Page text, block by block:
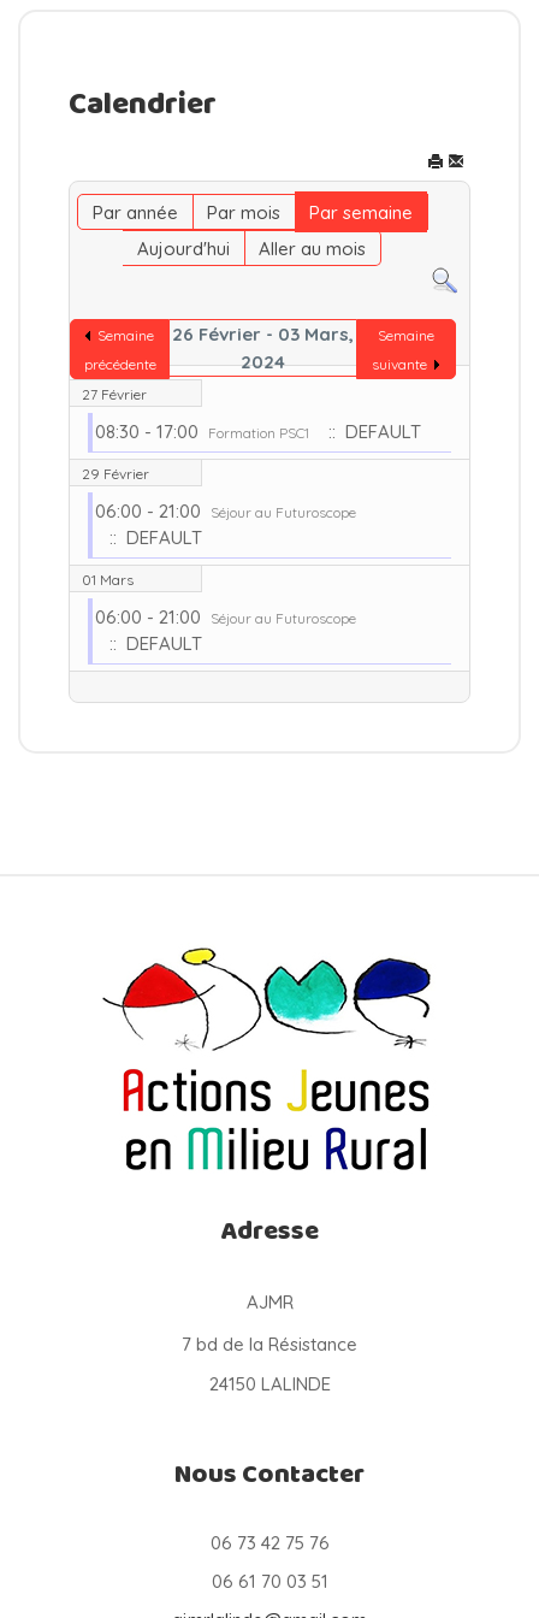
Calendrier
Par année Par mois
Par semaine
Aujourd'hui
Aller au mois
Semaine
précédente
26 Février - 03 Mars,
2024
Semaine
suivante
27 Février
08:30 - 17:00 Formation PSC1 :: DEFAULT
29 Février
06:00 - 21:00 Séjour au Futuroscope
:: DEFAULT
01 Mars
06:00 - 21:00 Séjour au Futuroscope
:: DEFAULT
Adresse
AJMR
7 bd de la Résistance
24150 LALINDE
Nous Contacter
06 73 42 75 76
06 61 70 03 51